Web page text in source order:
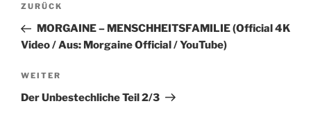
Vorheriger
Beitrag
ZURÜCK
MORGAINE – MENSCHHEITSFAMILIE (Official 4K
Video / Aus: Morgaine Official / YouTube)
Nächster
Beitrag
WEITER
Der Unbestechliche Teil 2/3